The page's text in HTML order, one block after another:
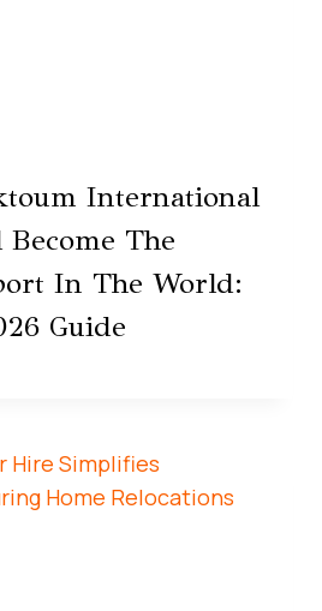
International
The
In The World:
Guide